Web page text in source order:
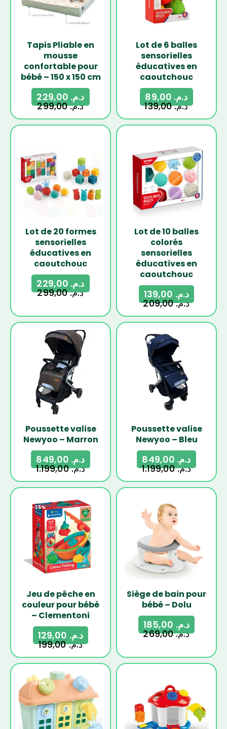
Tapis Pliable en
mousse
confortable pour
bébé – 150 x 150 cm
د.م.299,00
د.م.
Lot de 6 balles
sensorielles
éducatives en
caoutchouc
د.م.139,00
د.م.
Lot de 20 formes
sensorielles
éducatives en
caoutchouc
د.م.299,00
د.م.
Lot de 10 balles
colorés
sensorielles
éducatives en
caoutchouc
د.م.209,00
د.م.
-29%
Poussette valise
Newyoo – Marron
د.م.1.199,00
د.م.
-29%
Poussette valise
Newyoo – Bleu
د.م.1.199,00
د.م.
-35%
Jeu de pêche en
couleur pour bébé
– Clementoni
د.م.199,00
د.م.
Siège de bain pour
bébé – Dolu
د.م.269,00
د.م.
-32%